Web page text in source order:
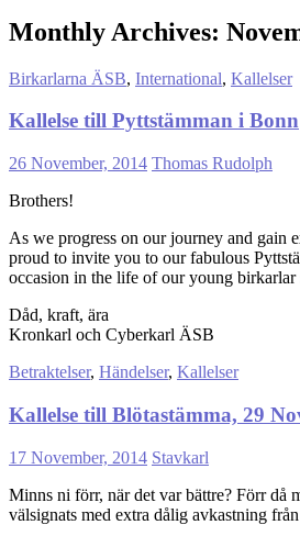
Monthly Archives:
Birkarlarna ÄSB, International, Kallelser
Kallelse till Pyttstämman i Bonn
26 November, 2014 Thomas Rudolph
Brothers!
As we progress on our journey and gain
proud to invite you to our fabulous
occasion in the life of our young
Dåd, kraft, ära
Kronkarl och Cyberkarl ÄSB
Betraktelser, Händelser, Kallelser
Kallelse till Blötastämma, 29
17 November, 2014 Stavkarl
Minns ni förr, när det var bättre? Förr då
välsignats med extra dålig avkastning